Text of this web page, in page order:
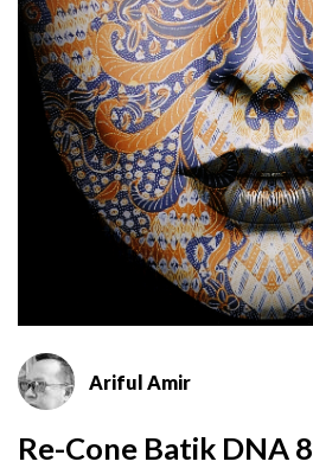
Ariful Amir
Re-Cone Batik DNA 8